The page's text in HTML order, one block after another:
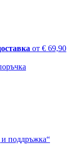
от € 69,90
поддръжка“